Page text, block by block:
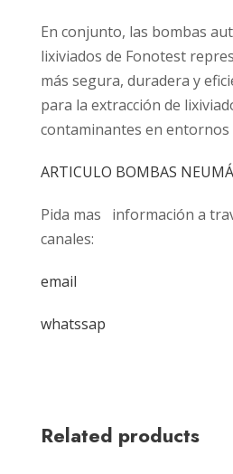
En conjunto, las bombas
lixiviados de Fonotest
más segura, duradera y
para la extracción de
contaminantes en entornos
ARTICULO BOMBAS
Pida mas información a
canales:
email
whatssap
Related products